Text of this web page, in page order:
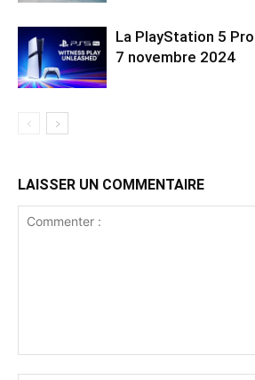
La PlayStation 5
7 novembre 2024
LAISSER UN COMMENTAIRE